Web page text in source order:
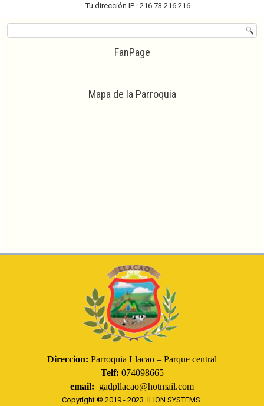
Tu dirección IP : 216.73.216.216
FanPage
Mapa de la Parroquia
Direccion: Parroquia Llacao – Parque central
Telf: 074098665
email: gadpllacao@hotmail.com
Copyright © 2019 - 2023. ILION SYSTEMS